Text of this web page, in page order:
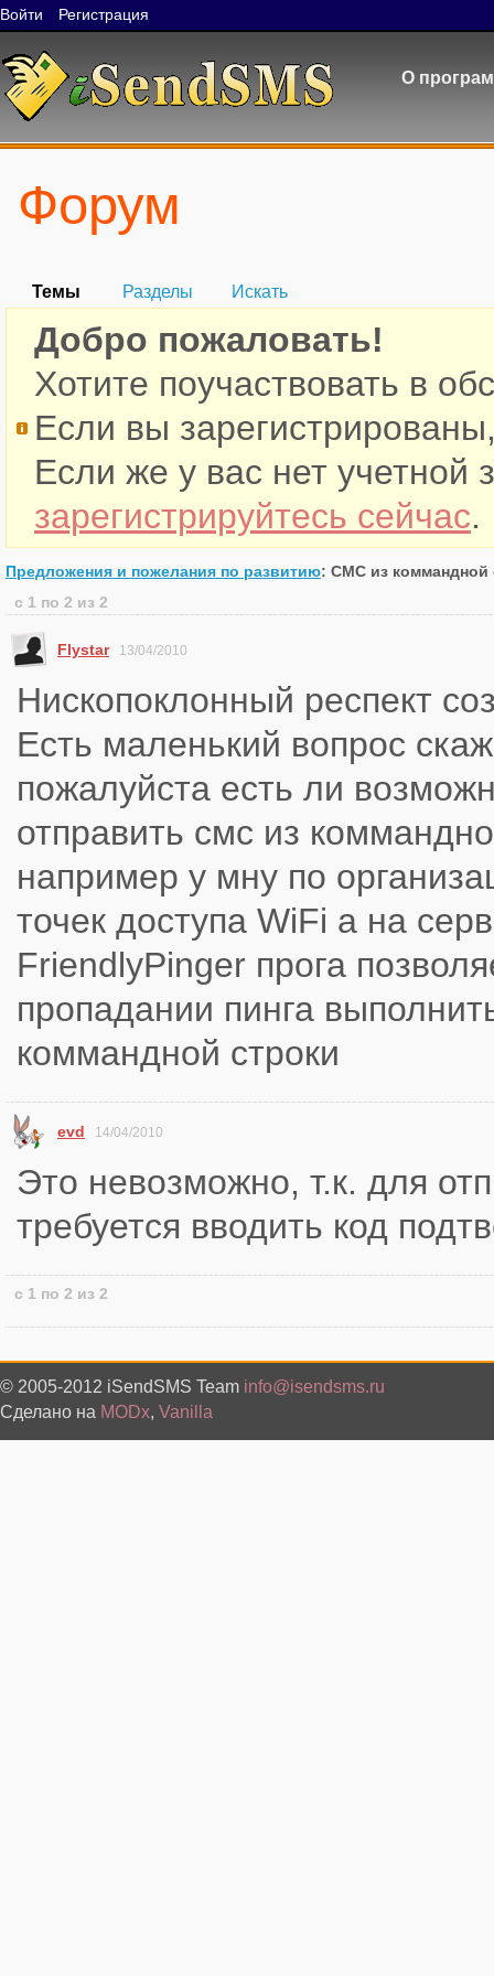
Войти Регистрация
О
Форум
Темы Разделы Искать
Добро пожаловать!
Хотите поучаствовать в
Если вы
Если же у вас нет учетной
зарегистрируйтесь сейчас.
Предложения и пожелания по развитию: СМС из коммандной
с 1 по 2 из 2
Flystar 13/04/2010
Нископоклонный респект
Есть маленький вопрос
пожалуйста есть ли
отправить смс из
например у мну по
точек доступа WiFi а на
FriendlyPinger прога
пропадании пинга
коммандной строки
evd 14/04/2010
Это невозможно, т.к. для
требуется вводить код
с 1 по 2 из 2
© 2005-2012 iSendSMS Team info@isendsms.ru
Сделано на MODx, Vanilla